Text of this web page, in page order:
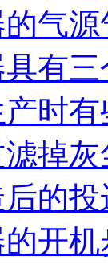
气
有
时
掉
的
开机